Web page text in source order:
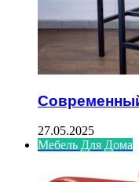
27.05.2025
Мебель Для Дома